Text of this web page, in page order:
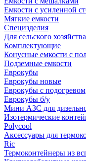
Емкости с усиленной
Мягкие емкости
Специзделия
Для сельского хозяйства
Комплектующие
Конусные емкости с
Подземные емкости
Еврокубы
Еврокубы новые
Еврокубы с подогревом
Еврокубы б/у
Мини АЗС для
Изотермические
Polycool
Аксессуары для
Ric
Термоконтейнеры из